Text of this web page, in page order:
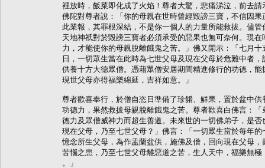
裡放時，飯菜即化成了火焰！尊者大驚，悲痛涕泣，前去
佛陀對尊者說：「你的母親在世時曾經毀謗三寶，不信因
此業報，其罪根深結，不是你一個人的力量所能救拔。儘
天地神祇對於毀謗三寶者必須承受的惡果也無可奈何。現
力，才能使你的母親脫離餓鬼之苦。」佛又開示：「七月
日，一切眾生當在此時為七世父母及現在父母於危難中者
供養十方大德眾僧。憑藉眾僧安居期間精進修行的功德，
現世父母亦得福樂綿延，吉祥如意。」
尊者歡喜奉行，於僧自恣日準備了珍餚、鮮果，置於盆中
功德力，果然救拔母親脫離餓鬼之苦。尊者歡喜白佛言：
德力及眾僧威神力而超生善道。未來世的一切佛弟子，是
現在父母，乃至七世父母？」佛言：「一切眾生當於每年
憶念所生父母，為作盂蘭盆供，施佛及僧，回向現在父母
苦惱之患，乃至七世父母離惡道之苦，生人天中，福樂無
。」